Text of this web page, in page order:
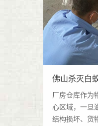
佛山杀灭白
全的灭白蚁
厂房仓库作为
心区域，一旦
结构损坏、货